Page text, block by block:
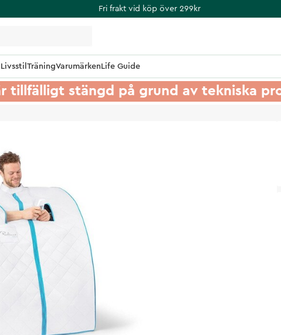
Fri frakt vid köp över 299kr
TräningVarumärkenLife Guide
tillfälligt stängd på grund av tekniska